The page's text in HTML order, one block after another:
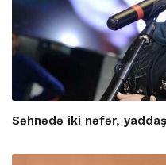
Səhnədə iki nəfər,